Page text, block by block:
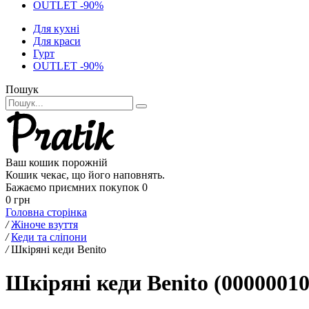
OUTLET -90%
Для кухні
Для краси
Гурт
OUTLET -90%
Пошук
Ваш кошик порожній
Кошик чекає, що його наповнять.
Бажаємо приємних покупок 0
0 грн
Головна сторінка
/ Жіноче взуття
/ Кеди та сліпони
/ Шкіряні кеди Benito
Шкіряні кеди Benito